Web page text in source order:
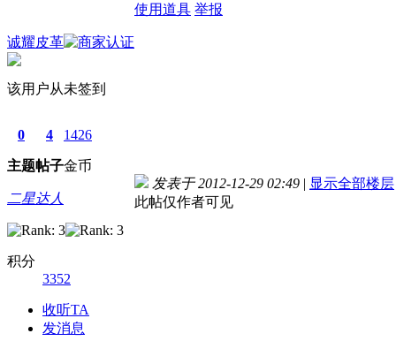
使用道具 举报
诚耀皮革
该用户从未签到
0
主题
4
帖子
1426
金币
二星达人
积分
3352
收听TA
发消息
发表于 2012-12-29 02:49 | 显示全部楼层
此帖仅作者可见